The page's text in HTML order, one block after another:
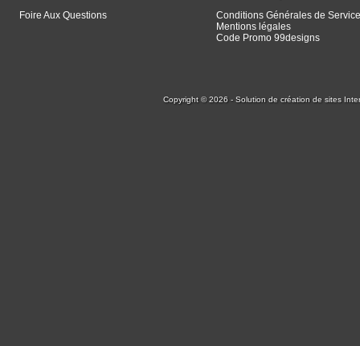
Foire Aux Questions
Conditions Générales de
Mentions légales
Code Promo 99designs
Copyright © 2026 - Solution de création de sites